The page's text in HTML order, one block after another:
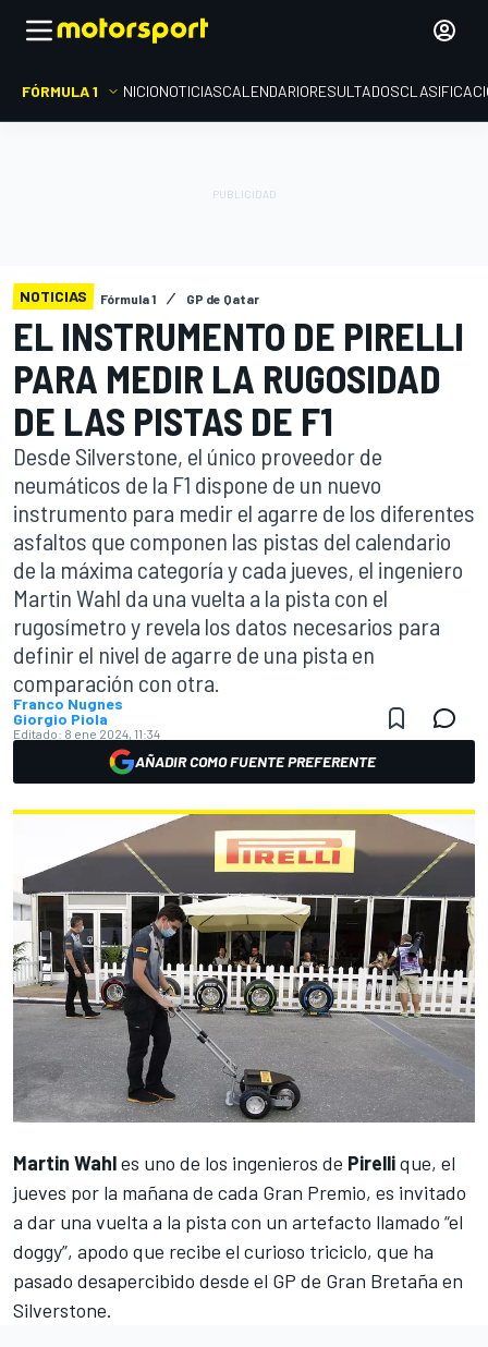
FÓRMULA 1 INICIONOTICIASCALENDARIORESULTADOS
NOTICIAS Fórmula 1 GP de Qatar
EL INSTRUMENTO DE PIRELLI
PARA MEDIR LA RUGOSIDAD
DE LAS PISTAS DE F1
Desde Silverstone, el único proveedor de
neumáticos de la F1 dispone de un nuevo
instrumento para medir el agarre de los diferentes
asfaltos que componen las pistas del calendario
de la máxima categoría y cada jueves, el ingeniero
Martin Wahl da una vuelta a la pista con el
rugosímetro y revela los datos necesarios para
definir el nivel de agarre de una pista en
comparación con otra.
Franco Nugnes
Giorgio Piola
Editado: 8 ene 2024, 11:34
AÑADIR COMO FUENTE PREFERENTE
Martin Wahles uno de los ingenieros de Pirellique, el
jueves por la mañana de cada Gran Premio, es invitado
a dar una vuelta a la pista con un artefacto llamado “el
doggy”, apodo que recibe el curioso triciclo, que ha
pasado desapercibido desde el GP de Gran Bretaña en
Silverstone.